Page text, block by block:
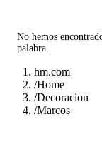
No hemos
palabra.
hm.com
/Home
/Decoracion
/Marcos